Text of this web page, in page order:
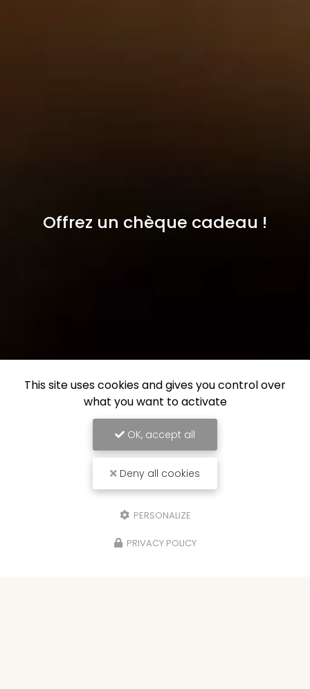
Offrez un chèque cadeau !
This site uses cookies and gives you control over
what you want to activate
OK, accept all
Deny all cookies
PERSONALIZE
PRIVACY POLICY